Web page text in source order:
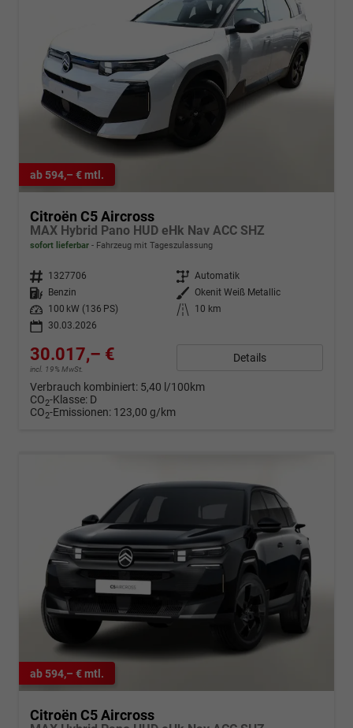
ab 594,– € mtl.
Citroën C5 Aircross
MAX Hybrid Pano HUD eHk Nav ACC SHZ
sofort lieferbar Fahrzeug mit Tageszulassung
Fahrzeugnr. 1327706 Getriebe Automatik
Kraftstoff
Benzin Außenfarbe Okenit Weiß Metallic
Leistung
100 kW (136 PS) Kilometerstand
10 km
30.03.2026
30.017,– €
incl. 19% MwSt.
Details
Verbrauch kombiniert: 5,40 l/100km
CO2-Klasse: D
CO2-Emissionen: 123,00 g/km
ab 594,– € mtl.
Citroën C5 Aircross